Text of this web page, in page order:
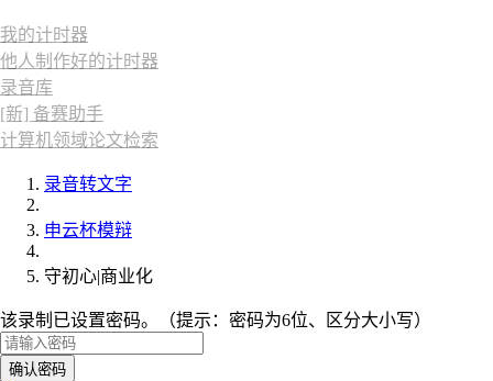
我的计时器
他人制作好的计时器
录音库
[新] 备赛助手
计算机领域论文检索
录音转文字
申云杯模辩
守初心|商业化
该录制已设置密码。（提示：密码为6位、区分大小写）
确认密码